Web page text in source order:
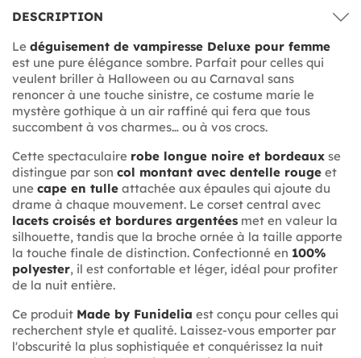
DESCRIPTION
Le déguisement de vampiresse Deluxe pour femme
est une pure élégance sombre. Parfait pour celles qui
veulent briller à Halloween ou au Carnaval sans
renoncer à une touche sinistre, ce costume marie le
mystère gothique à un air raffiné qui fera que tous
succombent à vos charmes… ou à vos crocs.
Cette spectaculaire robe longue noire et bordeaux se
distingue par son col montant avec dentelle rouge et
une cape en tulle attachée aux épaules qui ajoute du
drame à chaque mouvement. Le corset central avec
lacets croisés et bordures argentées met en valeur la
silhouette, tandis que la broche ornée à la taille apporte
la touche finale de distinction. Confectionné en 100%
polyester, il est confortable et léger, idéal pour profiter
de la nuit entière.
Ce produit Made by Funidelia est conçu pour celles qui
recherchent style et qualité. Laissez-vous emporter par
l'obscurité la plus sophistiquée et conquérissez la nuit